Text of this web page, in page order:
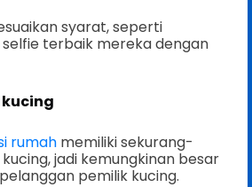
syarat, seperti
terbaik mereka dengan
rumah memiliki sekurang-
jadi kemungkinan besar
pemilik kucing.